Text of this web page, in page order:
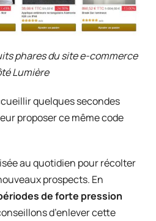
phares du site e-commerce
Lumière
quelques secondes
proposer ce même code
au quotidien pour récolter
prospects. En
de forte pression
d’enlever cette